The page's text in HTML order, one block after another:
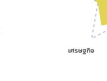
เศรษฐกิจ